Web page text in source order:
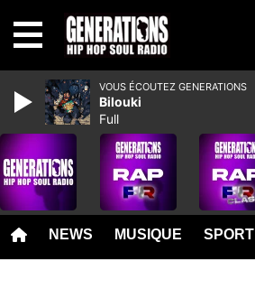
NEWS MUSIQUE SPORT
VOUS ÉCOUTEZ GENERATIONS
Bilouki
Full